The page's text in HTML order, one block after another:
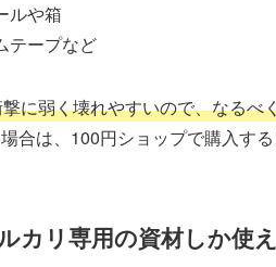
ルや箱
テープなど
に弱く壊れやすいので、なるべ
合は、100円ショップで購入する
カリ専用の資材しか使